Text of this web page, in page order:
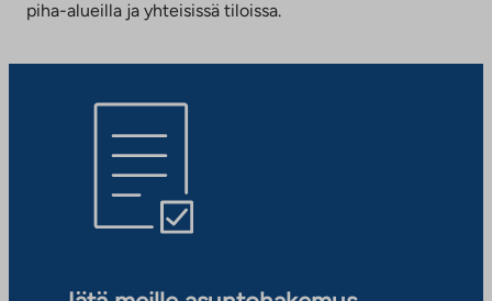
piha-alueilla ja yhteisissä tiloissa.